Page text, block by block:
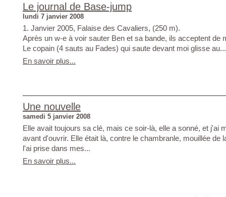
Le journal de Base-jump
lundi 7 janvier 2008
1. Janvier 2005, Falaise des Cavaliers, (250 m).
Après un w-e à voir sauter Ben et sa bande, ils acceptent de
Le copain (4 sauts au Fades) qui saute devant moi glisse au...
En savoir plus...
Une nouvelle
samedi 5 janvier 2008
Elle avait toujours sa clé, mais ce soir-là, elle a sonné, et j'ai
avant d'ouvrir. Elle était là, contre le chambranle, mouillée de
l'ai prise dans mes...
En savoir plus...